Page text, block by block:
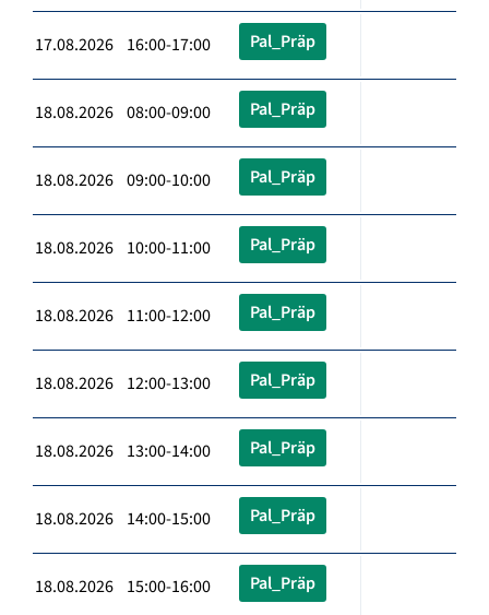
17.08.2026 16:00-17:00 Pal_Präp
18.08.2026 08:00-09:00 Pal_Präp
18.08.2026 09:00-10:00 Pal_Präp
18.08.2026 10:00-11:00 Pal_Präp
18.08.2026 11:00-12:00 Pal_Präp
18.08.2026 12:00-13:00 Pal_Präp
18.08.2026 13:00-14:00 Pal_Präp
18.08.2026 14:00-15:00 Pal_Präp
18.08.2026 15:00-16:00 Pal_Präp